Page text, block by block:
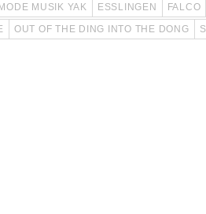
MUSIK YAK ESSLINGEN FALCO
OUT OF THE DING INTO THE DONG